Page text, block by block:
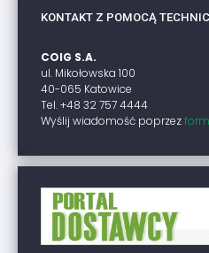
KONTAKT Z POMOCĄ
COIG S.A.
ul. Mikołowska 100
40-065 Katowice
Tel. +48 32 757 4444
Wyślij wiadomość poprzez